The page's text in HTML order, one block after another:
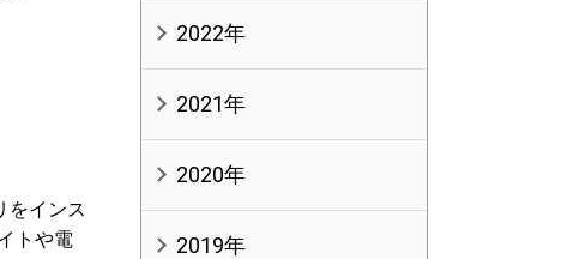
をインス
トや電
2022年
2021年
2020年
2019年